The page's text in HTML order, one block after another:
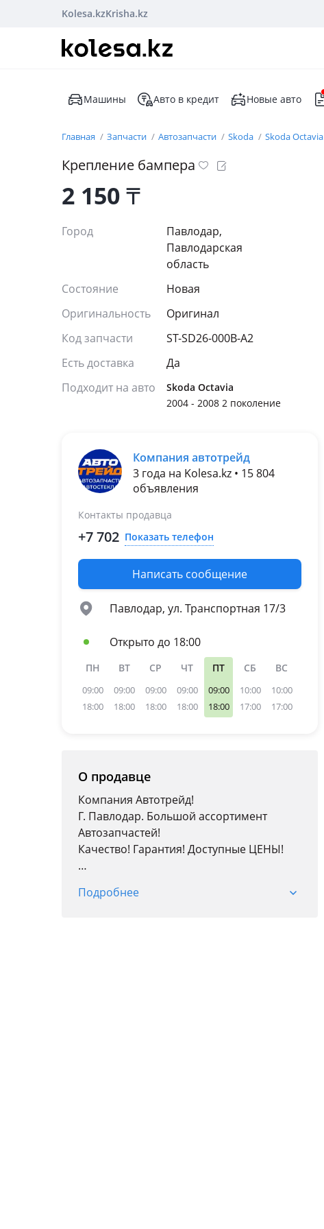
Kolesa.kzKrisha.kz
Машины Авто в кредит Новые авто
Главная Запчасти Автозапчасти Skoda Skoda Octavia
Крепление бампера
2 150₸
Город
Павлодар,
Павлодарская
область
Состояние
Новая
Оригинальность
Оригинал
Код запчасти
ST-SD26-000B-A2
Есть доставка
Да
Подходит на авто
Skoda Octavia
2004 - 2008 2 поколение
Компания автотрейд
3 года на Kolesa.kz • 15 804
объявления
Контакты продавца
+7 702 Показать телефон
Написать сообщение
Павлодар, ул. Транспортная 17/3
Открыто до 18:00
ПН
09:00
18:00
ВТ
09:00
18:00
СР
09:00
18:00
ЧТ
09:00
18:00
ПТ
09:00
18:00
СБ
10:00
17:00
ВС
10:00
17:00
О продавце
Компания Автотрейд!
Г. Павлодар. Большой ассортимент
Автозапчастей!
Качество! Гарантия! Доступные ЦЕНЫ!
Более 20 лет на рынке!
Подробнее